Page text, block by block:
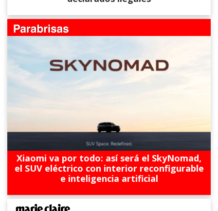
Xiaomi va por todo: así será el SkyNomad,
el SUV eléctrico con interior reconfigurable
e inteligencia artificial